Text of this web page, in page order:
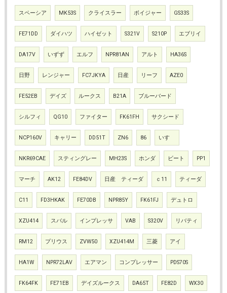
スペーシア MK53S クライスラー ボイジャー GS33S
FE71DD ダイハツ ハイゼット S321V S210P エブリイ
DA17V いずず エルフ NPR81AN アルト HA36S
日野 レンジャー FC7JKYA 日産 リーフ AZE0
FE52EB デイズ ルークス B21A ブルーバード
シルフィ QG10 ファイター FK61FH サクシード
NCP160V キャリー DD51T ZN6 86 いすゞ
NKR69CAE スティングレー MH23S ホンダ ビート PP1
マーチ AK12 FE84DV 日産 ティーダ ｃ11 ティーダ
C11 FD3HKAK FE70DB NPR85Y FK61FJ デュトロ
XZU414 スバル インプレッサ VAB S320V リバティ
RM12 プリウス ZVW50 XZU414M 三菱 アイ
HA1W NPR72LAV エアマン コンプレッサー PDS70S
FK64FK FE71EB デイズルークス DA65T FE82D WX30